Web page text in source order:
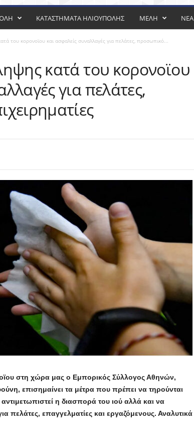
ΚΑΤΑΣΤΗΜΑΤΑ ΗΛΙΟΥΠΟΛΗΣ ΜΕΛΗ ΝΕΑ
του κορονοϊου και ασφαλείς συναλλαγές για πελάτες, προσωπικό...
κατά του κορονοϊου
για πελάτες,
στη χώρα μας ο Εμπορικός Σύλλογος Αθηνών,
επισημαίνει τα μέτρα που πρέπει να τηρούνται
η διασπορά του ιού αλλά και να
πελάτες, επαγγελματίες και εργαζόμενους. Αναλυτικά